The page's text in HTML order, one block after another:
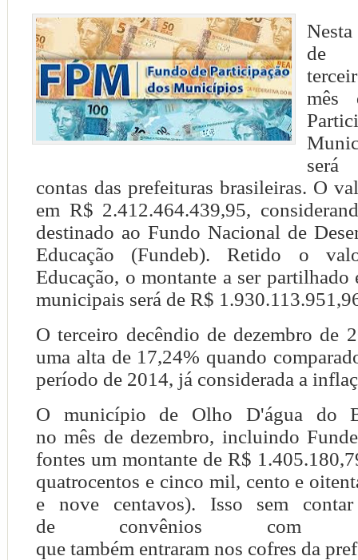
de
mês
será
contas das prefeituras brasileiras. O
em R$ 2.412.464.439,95,
destinado ao Fundo Nacional de
Educação (Fundeb). Retido o
Educação, o montante a ser partilhado
municipais será de R$
O terceiro decêndio de dezembro de
uma alta de 17,24% quando
período de 2014, já considerada a
O município de Olho D'água do
no mês de dezembro, incluindo
fontes um montante de R$
quatrocentos e cinco mil, cento e
e nove centavos). Isso sem
de convênios com
que também entraram nos cofres da